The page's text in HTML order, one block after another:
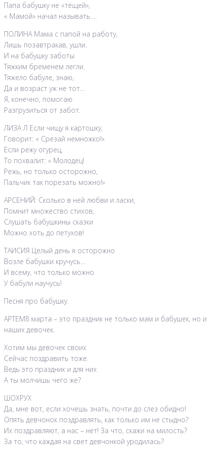
Папа бабушку не «тёщей»,
« Мамой» начал называть….
ПОЛИНА Мама с папой на работу,
Лишь позавтракав, ушли.
И на бабушку заботы
Тяжким бременем легли.
Тяжело бабуле, знаю,
Да и возраст уж не тот…
Я, конечно, помогаю
Разгрузиться от забот.
ЛИЗА Л Если чищу я картошку,
Говорит: « Срезай немножко!»
Если режу огурец,
То похвалит: « Молодец!
Режь, но только осторожно,
Пальчик так порезать можно!»
АРСЕНИЙ: Сколько в ней любви и ласки,
Помнит множество стихов,
Слушать бабушкины сказки
Можно хоть до петухов!
ТАИСИЯ Целый день я осторожно
Возле бабушки кручусь…
И всему, что только можно
У бабули научусь!
Песня про бабушку.
АРТЕМ8 марта – это праздник не только мам и бабушек, но и
наших девочек.
Хотим мы девочек своих
Сейчас поздравить тоже.
Ведь это праздник и для них
А ты молчишь чего же?
ШОХРУХ
Да, мне вот, если хочешь знать, почти до слез обидно!
Опять девчонок поздравлять, как только им не стыдно?
Их поздравляют, а нас – нет! За что, скажи на милость?
За то, что каждая на свет девчонкой уродилась?